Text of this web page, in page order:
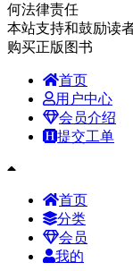
何法律责任
本站支持和鼓励读
购买正版图书
首页
用户中心
会员介绍
提交工单
首页
分类
会员
我的